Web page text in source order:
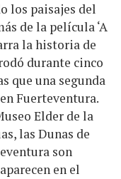
los paisajes del
de la película ‘A
la historia de
durante cinco
que una segunda
Fuerteventura.
Elder de la
las Dunas de
son
en el